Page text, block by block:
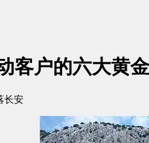
客户的六大黄金
长安